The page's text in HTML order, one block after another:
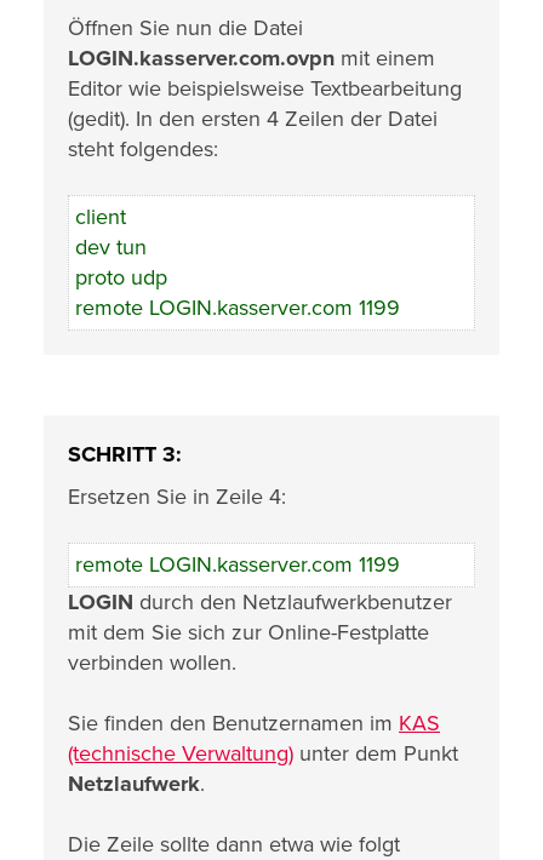
Öffnen Sie nun die Datei
LOGIN.kasserver.com.ovpn mit einem
Editor wie beispielsweise Textbearbeitung
(gedit). In den ersten 4 Zeilen der Datei
steht folgendes:
client
dev tun
proto udp
remote LOGIN.kasserver.com 1199
SCHRITT 3:
Ersetzen Sie in Zeile 4:
remote LOGIN.kasserver.com 1199
LOGIN durch den Netzlaufwerkbenutzer
mit dem Sie sich zur Online-Festplatte
verbinden wollen.
Sie finden den Benutzernamen im KAS
(technische Verwaltung) unter dem Punkt
Netzlaufwerk.
Die Zeile sollte dann etwa wie folgt